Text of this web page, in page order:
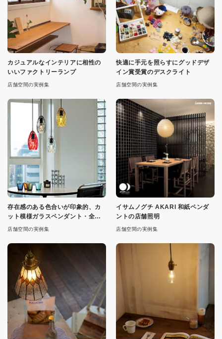
カジュアルなインテリアに相性の
いいファクトリーランプ
店舗空間の実例集
快適に手元を照らすにグッドデザ
イン賞受賞のデスクライト
店舗空間の実例集
存在感のある色合いが印象的、カ
ット模様ガラスペンダント・全４
色
店舗空間の実例集
イサムノグチ AKARI 和紙ペンダ
ントの店舗照明
店舗空間の実例集